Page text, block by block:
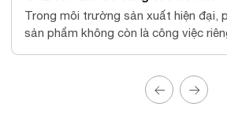
CAM-TOOL V21.1 mang đến 3 cải
ưu lập trình NC, giảm air-cut và